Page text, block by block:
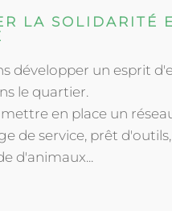
LA SOLIDARITÉ
développer un esprit
le quartier.
en place un
de service, prêt
d'animaux...